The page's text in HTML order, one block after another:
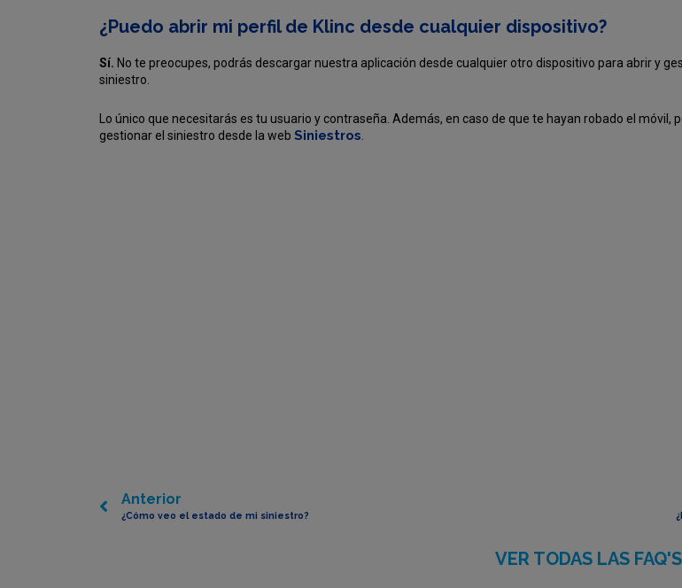
¿Puedo abrir mi perfil de Klinc desde cualquier dispositivo?
Sí. No te preocupes, podrás descargar nuestra aplicación desde cualquier otro dispositivo para abrir y
siniestro.
Lo único que necesitarás es tu usuario y contraseña. Además, en caso de que te hayan robado el móvil,
gestionar el siniestro desde la web Siniestros
Anterior
¿Cómo veo el estado de mi siniestro?
VER TODAS LAS